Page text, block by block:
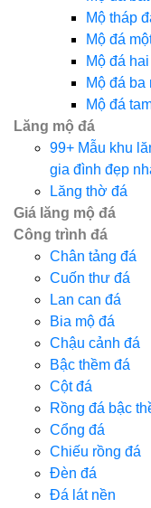
Mộ tháp
Mộ đá
Mộ đá
Mộ đá ba
Mộ đá
Lăng mộ đá
99+ Mẫu khu
gia đình đẹp
Lăng thờ đá
Giá lăng mộ đá
Công trình đá
Chân tảng đá
Cuốn thư đá
Lan can đá
Bia mộ đá
Chậu cảnh đá
Bậc thềm đá
Cột đá
Rồng đá bậc
Cổng đá
Chiếu rồng đá
Đèn đá
Đá lát nền